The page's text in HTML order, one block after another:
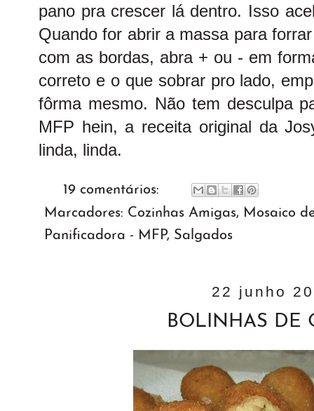
pano pra crescer lá dentro. Isso
Quando for abrir a massa para
com as bordas, abra + ou - em
correto e o que sobrar pro lado,
fôrma mesmo. Não tem desculpa
MFP hein, a receita original da
linda, linda.
19 comentários:
Marcadores: Cozinhas Amigas, Mosaico
Panificadora - MFP, Salgados
22 junho
BOLINHAS DE